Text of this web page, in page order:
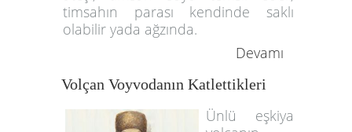
timsahın parası kendinde saklı
olabilir yada ağzında.
Devamı
Volçan Voyvodanın Katlettikleri
Ünlü eşkiya